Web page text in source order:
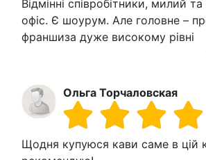
Відмінні співробітники, милий
офіс. Є шоурум. Але головне –
франшиза дуже високому рівні
Ольга Торчаловская
Щодня купуюся кави саме в цій